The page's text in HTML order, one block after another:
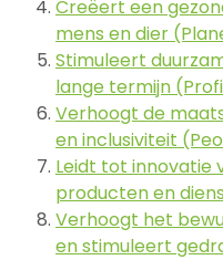
Creëert een
mens en dier
Stimuleert
lange termijn
Verhoogt de
en inclusiviteit
Leidt tot innovatie
producten en
Verhoogt het
en stimuleert